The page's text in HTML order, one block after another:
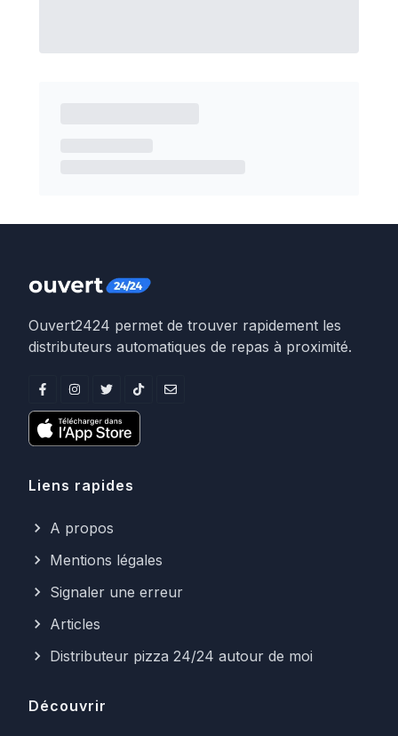
Ouvert2424 permet de trouver rapidement les
distributeurs automatiques de repas à proximité.
Liens rapides
A propos
Mentions légales
Signaler une erreur
Articles
Distributeur pizza 24/24 autour de moi
Découvrir